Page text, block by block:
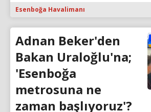
Esenboğa Havalimanı
Adnan Beker'den
Bakan Uraloğlu'na;
'Esenboğa
metrosuna ne
zaman başlıyoruz'?